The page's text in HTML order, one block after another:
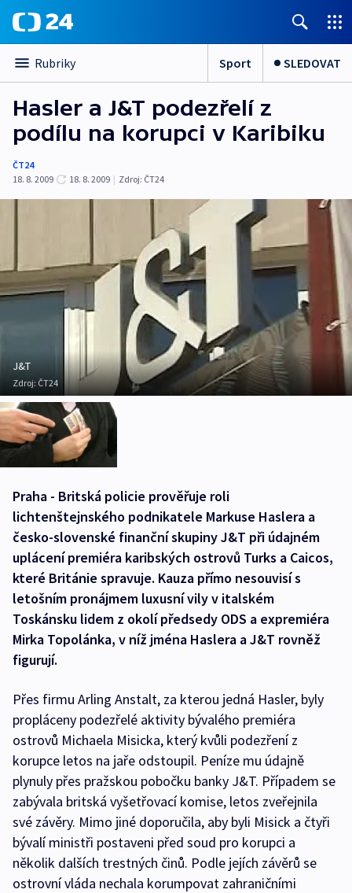
Rubriky Sport SLEDOVAT
Hasler a J&T podezřelí z
podílu na korupci v Karibiku
ČT24
18. 8. 2009
18. 8. 2009 | Zdroj: ČT24
J&T
Zdroj: ČT24
Praha - Britská policie prověřuje roli
lichtenštejnského podnikatele Markuse Haslera a
česko-slovenské finanční skupiny J&T při údajném
uplácení premiéra karibských ostrovů Turks a Caicos,
které Británie spravuje. Kauza přímo nesouvisí s
letošním pronájmem luxusní vily v italském
Toskánsku lidem z okolí předsedy ODS a expremiéra
Mirka Topolánka, v níž jména Haslera a J&T rovněž
figurují.
Přes firmu Arling Anstalt, za kterou jedná Hasler, byly
propláceny podezřelé aktivity bývalého premiéra
ostrovů Michaela Misicka, který kvůli podezření z
korupce letos na jaře odstoupil. Peníze mu údajně
plynuly přes pražskou pobočku banky J&T. Případem se
zabývala britská vyšetřovací komise, letos zveřejnila
své závěry. Mimo jiné doporučila, aby byli Misick a čtyři
bývalí ministři postaveni před soud pro korupci a
několik dalších trestných činů. Podle jejích závěrů se
ostrovní vláda nechala korumpovat zahraničními